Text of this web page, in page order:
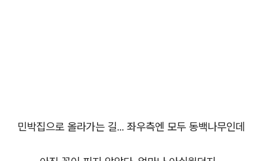
민박집으로 올라가는 길... 좌우측엔 모두 동백나무인데